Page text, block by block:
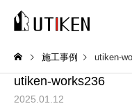
施工事例 utiken-
utiken-works236
2025.01.12